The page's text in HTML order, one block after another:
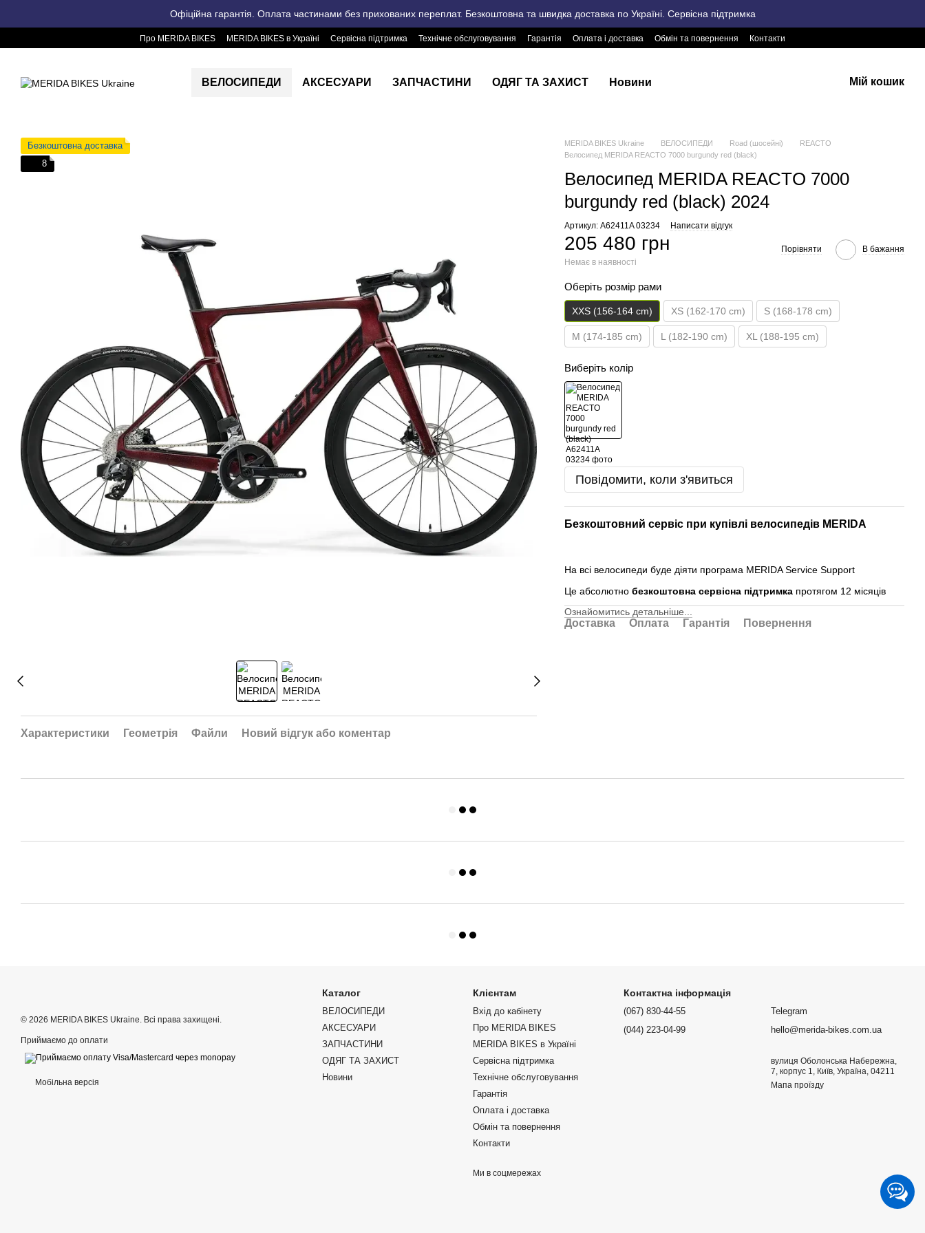
Офіційна гарантія. Оплата частинами без прихованих переплат. Безкоштовна та швидка доставка по Україні. Сервісна підтримка
Про MERIDA BIKES MERIDA BIKES в Україні Сервісна підтримка Технічне обслуговування Гарантія Оплата і доставка Обмін та повернення Контакти
ВЕЛОСИПЕДИ АКСЕСУАРИ ЗАПЧАСТИНИ ОДЯГ ТА ЗАХИСТ Новини Мій кошик
Безкоштовна доставка
8
Характеристики Геометрія Файли Новий відгук або коментар
MERIDA BIKES Ukraine ВЕЛОСИПЕДИ Road (шосейні)
REACTO
Велосипед MERIDA REACTO 7000 burgundy red (black)
Велосипед MERIDA REACTO 7000
burgundy red (black) 2024
Артикул: A62411A 03234 Написати відгук
205 480 грн
Немає в наявності
Порівняти В бажання
Оберіть розмір рами
XXS (156-164 cm) XS (162-170 cm) S (168-178 cm)
M (174-185 cm) L (182-190 cm) XL (188-195 cm)
Виберіть колір
Повідомити, коли з'явиться
Безкоштовний сервіс при купівлі велосипедів MERIDA
На всі велосипеди буде діяти програма MERIDA Service Support
Це абсолютнобезкоштовна сервісна підтримка протягом 12 місяців
Ознайомитись детальніше...
Доставка Оплата Гарантія Повернення
© 2026 MERIDA BIKES Ukraine. Всі права захищені.
Приймаємо до оплати
Мобільна версія
Каталог
ВЕЛОСИПЕДИ
АКСЕСУАРИ
ЗАПЧАСТИНИ
ОДЯГ ТА ЗАХИСТ
Новини
Клієнтам
Вхід до кабінету
Про MERIDA BIKES
MERIDA BIKES в Україні
Сервісна підтримка
Технічне обслуговування
Гарантія
Оплата і доставка
Обмін та повернення
Контакти
Ми в соцмережах
Контактна інформація
(067) 830-44-55
(044) 223-04-99
Telegram
hello@merida-bikes.com.ua
вулиця Оболонська Набережна,
7, корпус 1, Київ, Україна, 04211
Мапа проїзду